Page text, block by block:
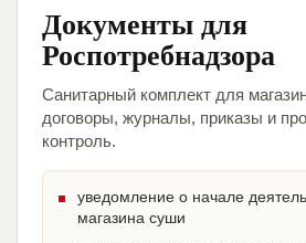
Документы для
Роспотребнадзора
Санитарный комплект для
договоры, журналы, приказы и
контроль.
уведомление о начале
магазина суши